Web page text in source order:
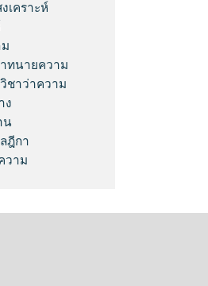
เคราะห์
ทนายความ
ชาว่าความ
ง
น
ฎีกา
วาม